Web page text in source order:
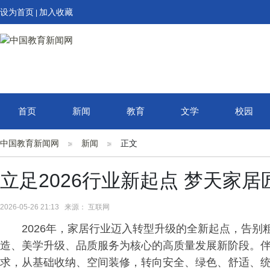
设为首页 加入收藏
首页 新闻 教育 文学 校园
中国教育新闻网 新闻 正文
立足2026行业新起点 梦天家
2026-05-26 21:13 来源： 互联网
2026年，家居行业迈入转型升级的全新起点，告
造、美学升级、品质服务为核心的高质量发展新阶段。
求，从基础收纳、空间装修，转向安全、绿色、舒适、